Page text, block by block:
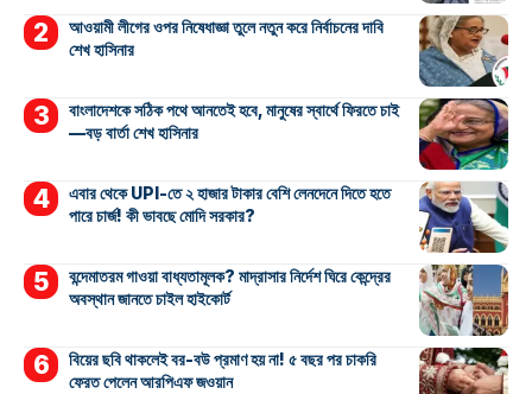
আওয়ামী লীগের ওপর নিষেধাজ্ঞা তুলে নতুন করে নির্বাচনের দাবি
শেখ হাসিনার
বাংলাদেশকে সঠিক পথে আনতেই হবে, মানুষের স্বার্থে ফিরতে চাই
—বড় বার্তা শেখ হাসিনার
এবার থেকে UPI-তে ২ হাজার টাকার বেশি লেনদেনে দিতে হতে
পারে চার্জ! কী ভাবছে মোদি সরকার?
বন্দেমাতরম গাওয়া বাধ্যতামূলক? মাদ্রাসার নির্দেশ ঘিরে কেন্দ্রের
অবস্থান জানতে চাইল হাইকোর্ট
বিয়ের ছবি থাকলেই বর-বউ প্রমাণ হয় না! ৫ বছর পর চাকরি
ফেরত পেলেন আরপিএফ জওয়ান